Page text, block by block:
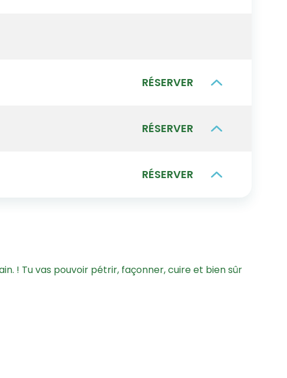
RÉSERVER
RÉSERVER
RÉSERVER
! Tu vas pouvoir pétrir, façonner, cuire et bien sûr